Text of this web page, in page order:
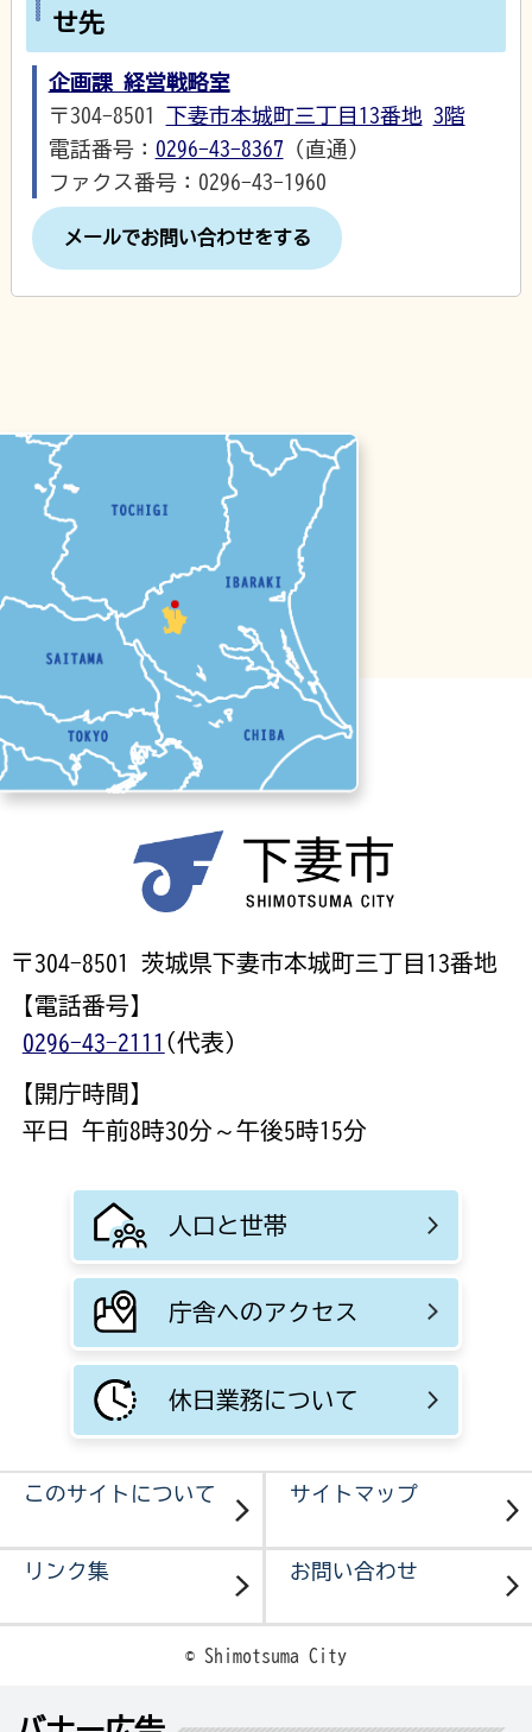
せ先
企画課 経営戦略室
〒304-8501 下妻市本城町三丁目13番地 3階
電話番号： 0296-43-8367 （直通）
ファクス番号：0296-43-1960
メールでお問い合わせをする
〒304-8501 茨城県下妻市本城町三丁目13番地
【電話番号】
0296-43-2111 (代表)
【開庁時間】
平日 午前8時30分～午後5時15分
人口と世帯
庁舎へのアクセス
休日業務について
このサイトについて サイトマップ
リンク集 お問い合わせ
© Shimotsuma City